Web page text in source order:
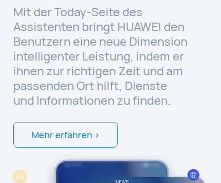
Mit der Today-Seite des
Assistenten bringt HUAWEI den
Benutzern eine neue Dimension
intelligenter Leistung, indem er
ihnen zur richtigen Zeit und am
passenden Ort hilft, Dienste
und Informationen zu finden.
Mehr erfahren >